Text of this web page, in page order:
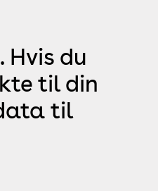
du
til din
til